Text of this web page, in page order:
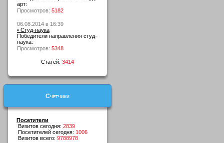
арт:
Просмотров: 5182
06.08.2014 в 16:39
• Студ-наука
Победители направления студ-
наука:
Просмотров: 5348
Статей: 3414
Счетчики
Посетители
Визитов сегодня: 2839
Посетителей сегодня: 1006
Визитов всего: 9788978